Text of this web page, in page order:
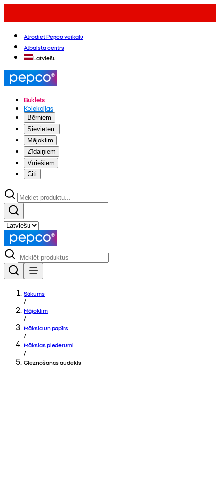
Atrodiet Pepco veikalu
Atbalsta centrs
Latviešu
Buklets
Kolekcijas
Bērniem
Sievietēm
Mājoklim
Zīdaiņiem
Vīriešiem
Citi
Sākums
/
Mājoklim
/
Māksla un papīrs
/
Mākslas piederumi
/
Gleznošanas audekls